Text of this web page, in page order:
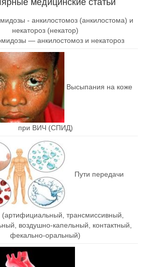
— анкилостомоз и некатороз
Высыпания на коже
при ВИЧ (СПИД)
Пути передачи
трансмиссивный,
воздушно-капельный, контактный,
фекально-оральный)